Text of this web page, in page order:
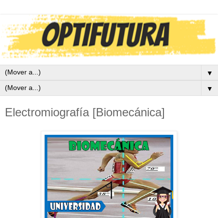
▼
▼
Electromiografía [Biomecánica]